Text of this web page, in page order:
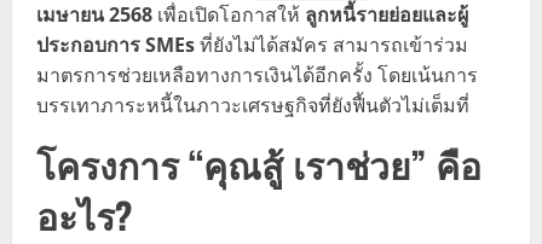
เมษายน 2568 เพื่อเปิดโอกาสให้ ลูกหนี้รายย่อยและผู้
ประกอบการ SMEsที่ยังไม่ได้สมัคร สามารถเข้าร่วม
มาตรการช่วยเหลือทางการเงินได้อีกครั้ง โดยเน้นการ
บรรเทาภาระหนี้ในภาวะเศรษฐกิจที่ยังฟื้นตัวไม่เต็มที่
โครงการ “คุณสู้ เราช่วย” คือ
อะไร?